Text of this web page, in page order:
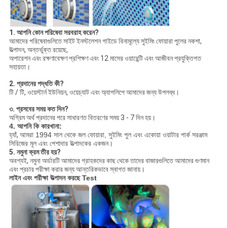
1. আপনি কোন পরিষেবা সরবরাহ করেন?
আমাদের পরিষেবাগুলিতে সাইট ইনস্টলেশন গাইডে বিনামূল্যে সুইমিং ফোয়ারা পুলের নকশা,
উত্পাদন, অন্তর্ভুক্ত রয়েছে,
অপারেশন এবং রক্ষণাবেক্ষণ প্রশিক্ষণ এবং 12 মাসের ওয়ারেন্টি এবং আজীবন প্রযুক্তিগত
সহায়তা।
2. প্রদানের পদ্ধতি কী?
টি / টি, ওয়েস্টার্ন ইউনিয়ন, ওয়েচ্যাট এবং অ্যাপলিপে আমাদের জন্য উপলব্ধ।
৩. প্রসবের সময় কত দিন?
অগ্রিম অর্থ প্রদানের পরে সাধারণত বিতরণের সময় 3 - 7 দিন হয়।
4. আপনি কি কারখানা:
হ্যাঁ, আমরা 1994 সাল থেকে জল ফোয়ারা, সুইমিং পুল এবং একোয়া ওয়াটার পার্ক সরঞ্জাম
সিরিজের মূল এবং পেশাদার উত্পাদকের একজন।
5. নমুনা ক্রম তীর হয়?
অবশ্যই, নমুনা অর্ডারটি আমাদের গ্রাহকদের কাছ থেকে তাদের বাজারগুলিতে আমাদের গুণমান
এবং প্রচার পরীক্ষা করার জন্য আন্তরিকভাবে স্বাগত জানায়।
লাইন এবং পরীক্ষা উত্পাদন করছে Test